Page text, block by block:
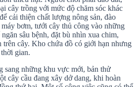
cây trồng với mức độ chăm sóc khác
cải thiện chất lượng nông sản, đào
bơm, tưới cây thủ công vào những
sâu bệnh, đặt bù nhìn xua chim,
cây. Kho chứa đồ có giới hạn nhưng
gian.
sang những khu vực mới, bản thử
cây cầu đang xây dở dang, khi hoàn